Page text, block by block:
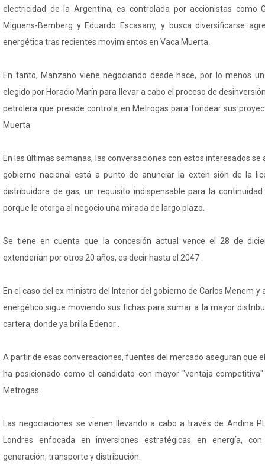
electricidad de la Argentina, es controlada por accionistas como
Miguens-Bemberg y Eduardo Escasany, y busca diversificarse
energética tras recientes movimientos en Vaca Muerta .
En tanto, Manzano viene negociando desde hace, por lo menos
elegido por Horacio Marín para llevar a cabo el proceso de
petrolera que preside controla en Metrogas para fondear sus
Muerta.
En las últimas semanas, las conversaciones con estos interesados se
gobierno nacional está a punto de anunciar la exten sión de la
distribuidora de gas, un requisito indispensable para la
porque le otorga al negocio una mirada de largo plazo.
Se tiene en cuenta que la concesión actual vence el 28 de
extenderían por otros 20 años, es decir hasta el 2047 .
En el caso del ex ministro del Interior del gobierno de Carlos Menem
energético sigue moviendo sus fichas para sumar a la mayor
cartera, donde ya brilla Edenor .
A partir de esas conversaciones, fuentes del mercado aseguran que
ha posicionado como el candidato con mayor "ventaja
Metrogas.
Las negociaciones se vienen llevando a cabo a través de Andina
Londres enfocada en inversiones estratégicas en energía,
generación, transporte y distribución.